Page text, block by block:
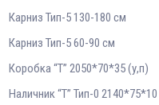
Карниз Тип-5 130-180 см
Карниз Тип-5 60-90 см
Коробка “Т” 2050*70*35 (у,п)
Наличник “Т” Тип-0 2140*75*10